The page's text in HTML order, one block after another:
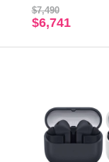
$7,490
$6,741